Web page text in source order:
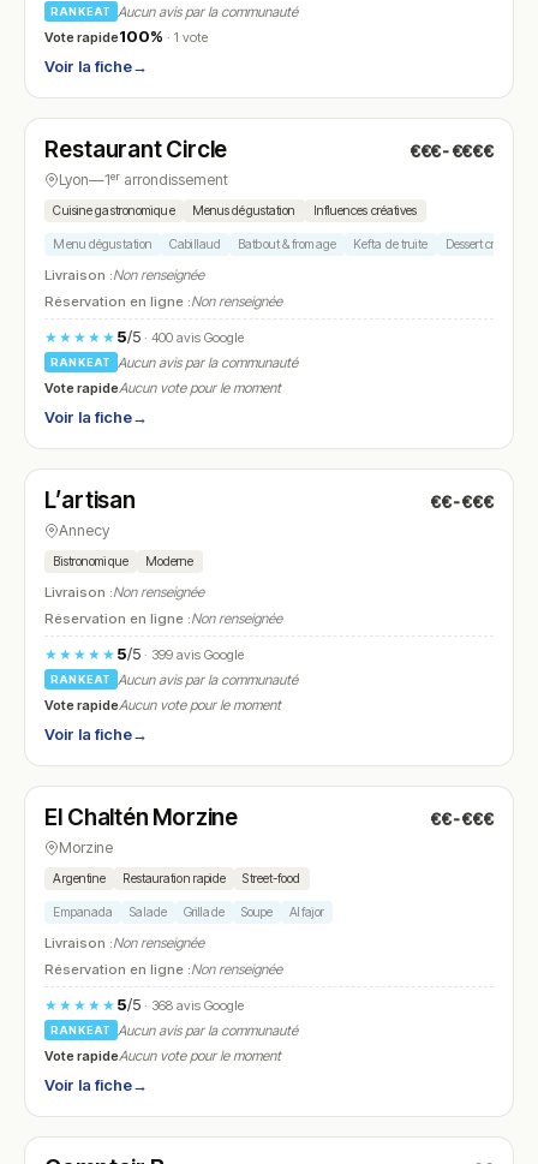
RANKEAT
Aucun avis par la communauté
Vote rapide100% · 1 vote
Voir la fiche→
N° 5
Restaurant Circle €€€-€€€€
Lyon—1ᵉʳ arrondissement
Cuisine gastronomique Menus dégustation Influences créatives
Menu dégustation Cabillaud Batbout & fromage Kefta de truite Dessert créatif
Livraison :Non renseignée
Réservation en ligne :Non renseignée
★★★★★ 5/5· 400 avis Google
RANKEAT
Aucun avis par la communauté
Vote rapideAucun vote pour le moment
Voir la fiche→
N° 6
L’artisan €€-€€€
Annecy
Bistronomique Moderne
Livraison :Non renseignée
Réservation en ligne :Non renseignée
★★★★★ 5/5· 399 avis Google
RANKEAT
Aucun avis par la communauté
Vote rapideAucun vote pour le moment
Voir la fiche→
N° 7
El Chaltén Morzine €€-€€€
Morzine
Argentine Restauration rapide Street-food
Empanada Salade Grillade Soupe Alfajor
Livraison :Non renseignée
Réservation en ligne :Non renseignée
★★★★★ 5/5· 368 avis Google
RANKEAT
Aucun avis par la communauté
Vote rapideAucun vote pour le moment
Voir la fiche→